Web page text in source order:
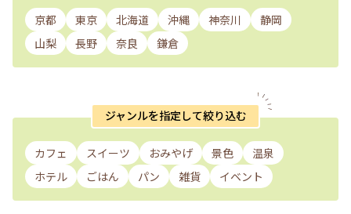
京都 東京 北海道 沖縄 神奈川
静岡
山梨
長野 奈良 鎌倉
ジャンルを指定して絞り込む
カフェ スイーツ おみやげ 景色
温泉
ホテル
ごはん パン 雑貨 イベント